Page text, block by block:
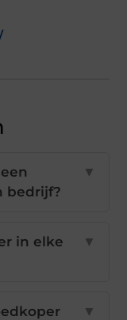
bedrijf?
▼
in elke
▼
▼